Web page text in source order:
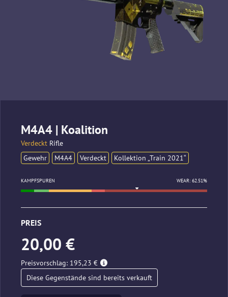
M4A4 | Koalition
Verdeckt Rifle
Gewehr
M4A4 Verdeckt Kollektion „Train 2021“
KAMPFSPUREN WEAR: 62.51%
PREIS
20,00 €
Preisvorschlag: 195,23 €
Diese Gegenstände sind bereits verkauft